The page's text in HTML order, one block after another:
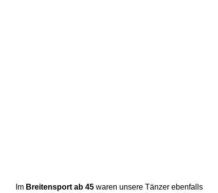
Im Breitensport ab 45waren unsere Tänzer ebenfalls